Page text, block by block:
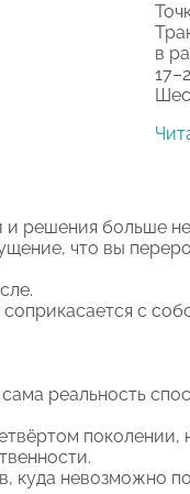
в
решения больше
что вы
с
реальность
поколении,
куда невозможно